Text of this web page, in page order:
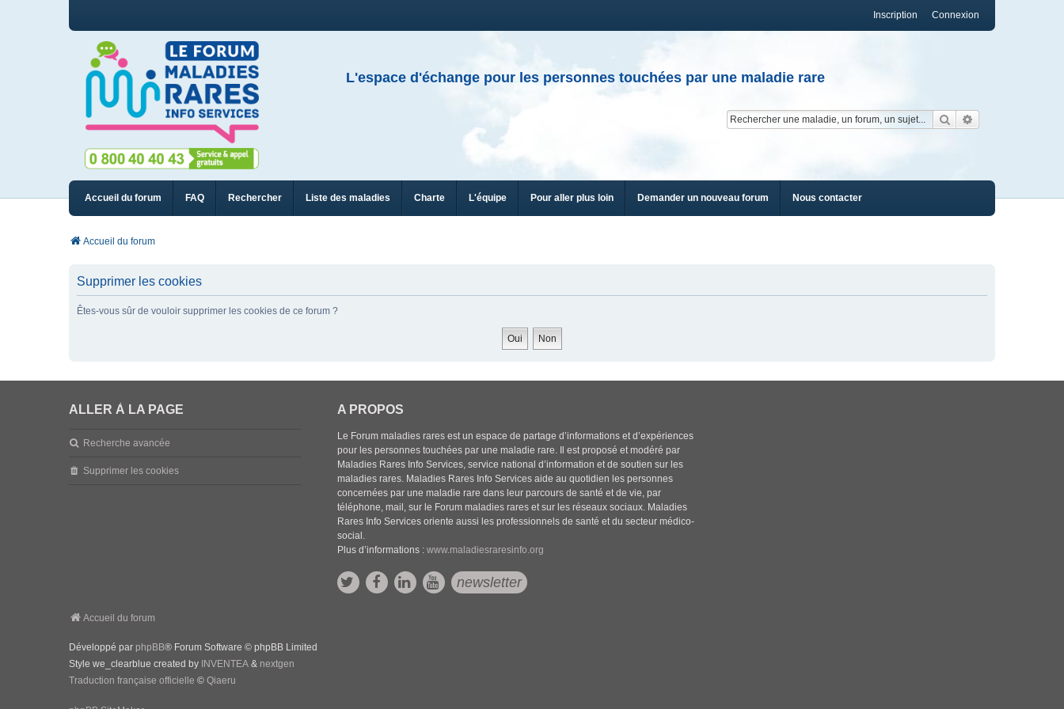
Connexion
Inscription
L'espace d'échange pour les personnes touchées par une maladie rare
Rechercher
Accueil du forum FAQ Rechercher Liste des maladies Charte L'équipe Pour aller plus loin Demander un nouveau forum Nous contacter
Accueil du forum
Supprimer les cookies
Êtes-vous sûr de vouloir supprimer les cookies de ce forum ?
ALLER À LA PAGE
Recherche avancée
Supprimer les cookies
A PROPOS
Le Forum maladies rares est un espace de partage d’informations et d’expériences
pour les personnes touchées par une maladie rare. Il est proposé et modéré par
Maladies Rares Info Services, service national d’information et de soutien sur les
maladies rares. Maladies Rares Info Services aide au quotidien les personnes
concernées par une maladie rare dans leur parcours de santé et de vie, par
téléphone, mail, sur le Forum maladies rares et sur les réseaux sociaux. Maladies
Rares Info Services oriente aussi les professionnels de santé et du secteur médico-
social.
Plus d’informations :www.maladiesraresinfo.org
newsletter
Accueil du forum
Développé par phpBB® Forum Software © phpBB Limited
Style we_clearblue created by INVENTEA & nextgen
Traduction française officielle © Qiaeru